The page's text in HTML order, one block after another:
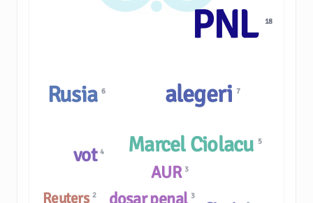
dosar penal 3
alegeri7
vot4
Reuters 2
PNL 18
Rusia6
AUR 3
Marcel Ciolacu 5